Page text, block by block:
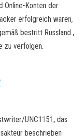
Online-Konten der
erfolgreich waren,
bestritt Russland ,
zu verfolgen.
UNC1151, das
beschrieben